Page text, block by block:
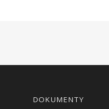
Linki w stopce
DOKUMENTY